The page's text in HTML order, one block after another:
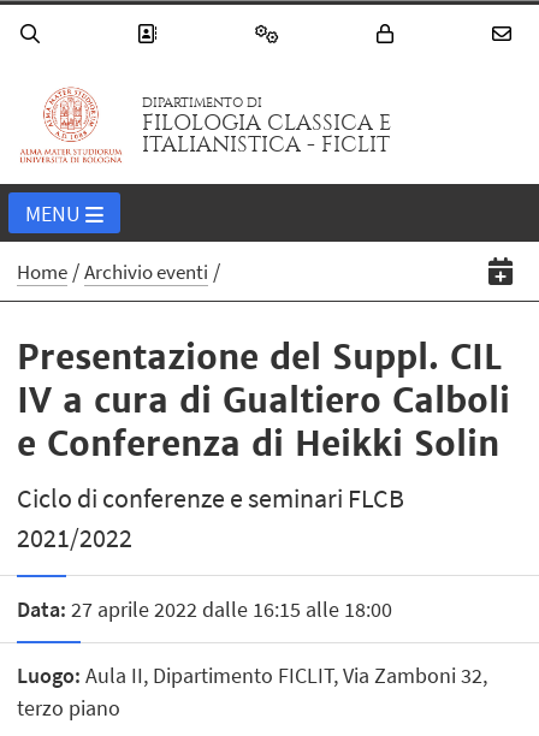
DIPARTIMENTO DI
FILOLOGIA CLASSICA E
ITALIANISTICA - FICLIT
MENU
Home Archivio eventi
Presentazione del Suppl. CIL
IV a cura di Gualtiero Calboli
e Conferenza di Heikki Solin
Ciclo di conferenze e seminari FLCB
2021/2022
Data: 27 aprile 2022 dalle 16:15 alle 18:00
Luogo: Aula II, Dipartimento FICLIT, Via Zamboni 32,
terzo piano